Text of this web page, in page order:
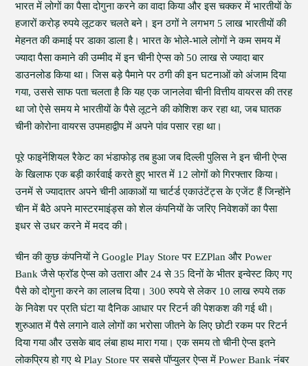
भारत में लोगों का पैसा दोगुना करने का वादा किया और इस चक्कर में भारतीयों के
हजारों करोड़ रुपये लूटकर चलते बने। इन ठगों ने लगभग 5 लाख भारतीयों की
मेहनत की कमाई पर डाका डाला है। भारत के भोले-भाले लोगों ने कम समय में
ज्यादा पैसा कमाने की उम्मीद में इन चीनी ऐप्स को 50 लाख से ज्यादा बार
डाउनलोड किया था। जिस बड़े पैमाने पर ठगी की इन घटनाओं को अंजाम दिया
गया, उससे साफ पता चलता है कि यह एक जानलेवा चीनी वित्तीय वायरस की तरह
था जो ऐसे समय मे भारतीयों के पैसे लूटने की कोशिश कर रहा था, जब घातक
चीनी कोरोना वायरस उपमहाद्वीप में अपने पांव पसार रहा था।
पूरे फाइनेंशियल रैकेट का भंडाफोड़ तब हुआ जब दिल्ली पुलिस ने इन चीनी ऐप्स
के खिलाफ एक बड़ी कार्रवाई करते हुए भारत में 12 लोगों को गिरफ्तार किया।
उनमें से ज्यादातर अपने चीनी आकाओं या चार्टर्ड एकाउंटेंट्स के एजेंट हैं जिन्होंने
चीन में बैठे अपने मास्टरमाइंड्स को शेल कंपनियों के जरिए निवेशकों का पैसा
इधर से उधर करने में मदद की।
चीन की कुछ कंपनियों ने Google Play Store पर EZPlan और Power
Bank जैसे फ्रॉड ऐप्स को उतारा और 24 से 35 दिनों के भीतर इन्वेस्ट किए गए
पैसे को दोगुना करने का लालच दिया। 300 रुपये से लेकर 10 लाख रुपये तक
के निवेश पर प्रति घंटा या दैनिक आधार पर रिटर्न की पेशकश की गई थी।
शुरुआत में पैसे लगाने वाले लोगों का भरोसा जीतने के लिए छोटी रकम पर रिटर्न
दिया गया और उसके बाद लंबा हाथ मारा गया। एक समय तो चीनी ऐप्स इतने
लोकप्रिय हो गए थे Play Store पर सबसे पॉप्युलर ऐप्स में Power Bank नंबर